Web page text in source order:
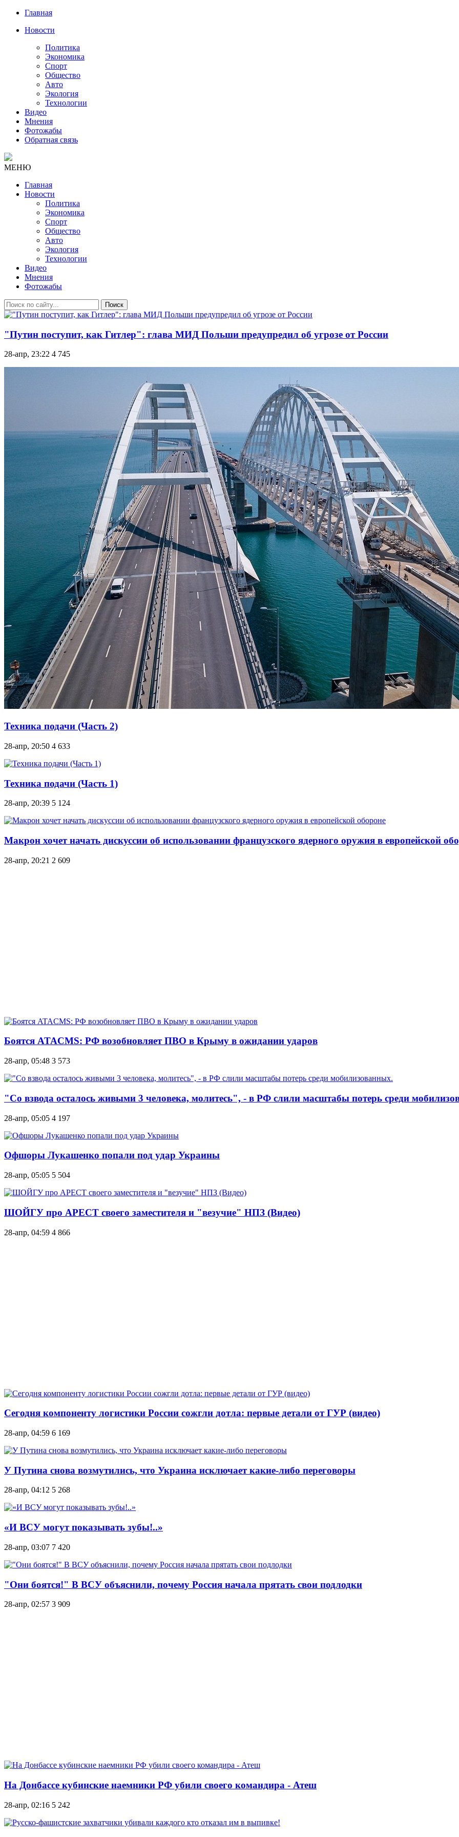
Главная
Новости
Политика
Экономика
Спорт
Общество
Авто
Экология
Технологии
Видео
Мнения
Фотожабы
Обратная связь
МЕНЮ
Главная
Новости
Политика
Экономика
Спорт
Общество
Авто
Экология
Технологии
Видео
Мнения
Фотожабы
Поиск
"Путин поступит, как Гитлер": глава МИД Польши предупредил об угрозе от России
28-апр, 23:22 4 745
Техника подачи (Часть 2)
28-апр, 20:50 4 633
Техника подачи (Часть 1)
28-апр, 20:39 5 124
Макрон хочет начать дискуссии об использовании французского ядерного оружия в европейской
28-апр, 20:21 2 609
Боятся ATACMS: РФ возобновляет ПВО в Крыму в ожидании ударов
28-апр, 05:48 3 573
"Со взвода осталось живыми 3 человека, молитесь", - в РФ слили масштабы потерь среди
28-апр, 05:05 4 197
Офшоры Лукашенко попали под удар Украины
28-апр, 05:05 5 504
ШОЙГУ про АРЕСТ своего заместителя и "везучие" НПЗ (Видео)
28-апр, 04:59 4 866
Сегодня компоненту логистики России сожгли дотла: первые детали от ГУР (видео)
28-апр, 04:59 6 169
У Путина снова возмутились, что Украина исключает какие-либо переговоры
28-апр, 04:12 5 268
«И ВСУ могут показывать зубы!..»
28-апр, 03:07 7 420
"Они боятся!" В ВСУ объяснили, почему Россия начала прятать свои подлодки
28-апр, 02:57 3 909
На Донбассе кубинские наемники РФ убили своего командира - Атеш
28-апр, 02:16 5 242